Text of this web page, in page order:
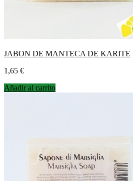
JABON DE MANTECA DE KARITE
Precio
1,65 €
Añadir al carrito